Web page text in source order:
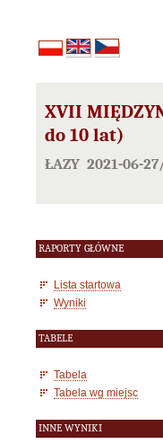
XVII
do 10 lat)
ŁAZY 2021-06-
RAPORTY GŁÓWNE
Lista startowa
Wyniki
TABELE
Tabela
Tabela wg miejsc
INNE WYNIKI